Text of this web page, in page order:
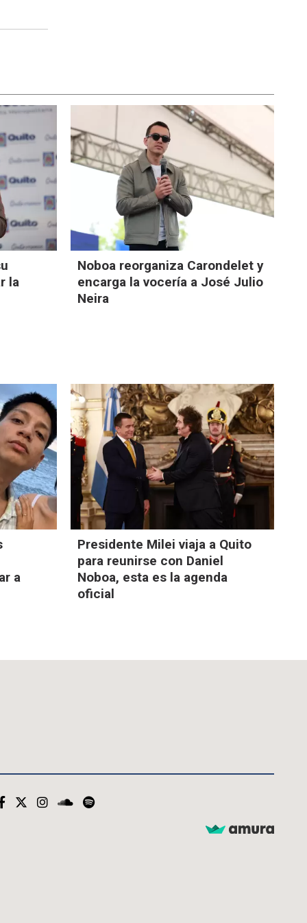
la
Noboa reorganiza Carondelet y
encarga la vocería a José Julio
Neira
a
Presidente Milei viaja a Quito
para reunirse con Daniel
Noboa, esta es la agenda
oficial